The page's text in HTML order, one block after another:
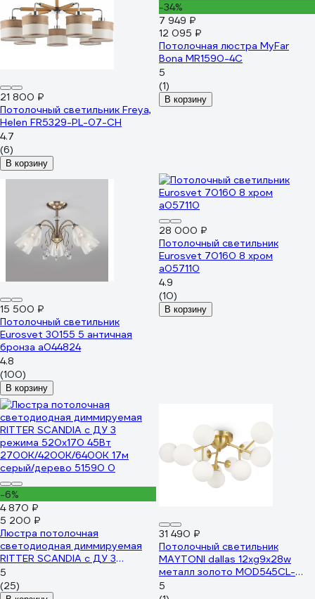
21 800 ₽
Потолочный светильник Freya,
Helen FR5329-PL-07-CH
4.7
(6)
В корзину
-34%
7 949 ₽
12 095 ₽
Потолочная люстра MyFar
Bona MR1590-4C
5
(1)
В корзину
15 500 ₽
Потолочный светильник
Eurosvet 30155 5 античная
бронза a044824
4.8
(100)
В корзину
28 000 ₽
Потолочный светильник
Eurosvet 70160 8 хром
a057110
4.9
(10)
В корзину
-6%
4 870 ₽
5 200 ₽
Люстра потолочная
светодиодная диммируемая
RITTER SCANDIA с ДУ 3
режима 520x170 45Вт
2700К/4200К/6400К 17м
серый/дерево 51590 0
5
(25)
31 490 ₽
Потолочный светильник
MAYTONI dallas 12хg9x28w
металл золото MOD545CL-
12BS
5